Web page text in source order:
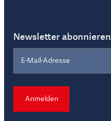
Newsletter abonnieren
Section
Anmelden